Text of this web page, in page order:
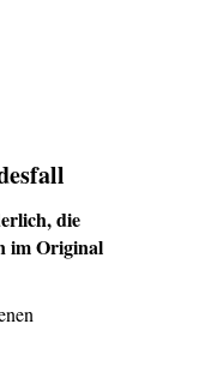
die
im Original